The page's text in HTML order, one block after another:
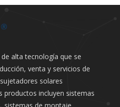
alta tecnología que se
venta y servicios de
solares
productos incluyen sistemas